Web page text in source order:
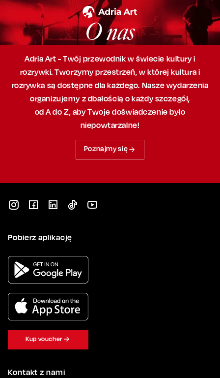
O nas
Adria Art - Twój przewodnik w świecie kultury i
rozrywki. Tworzymy przestrzeń,w której kultura i
rozrywka są dostępne dla każdego. Nasze wydarzenia
organizujemy z dbałością o każdy szczegół,
od A do Z, abyTwoje doświadczenie było
niepowtarzalne!
Poznajmy się
Kontakt z nami
Pobierz aplikację
Kup voucher